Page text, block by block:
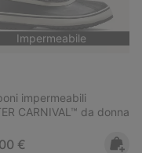
Impermeabile
impermeabili
CARNIVAL™ da donna
price:
€